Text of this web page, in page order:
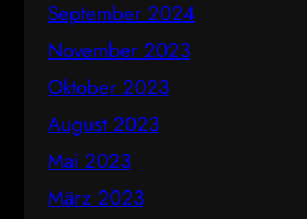
September 2024
November 2023
Oktober 2023
August 2023
Mai 2023
März 2023